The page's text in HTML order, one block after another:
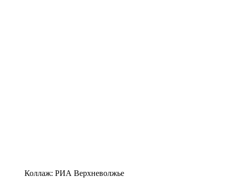
Коллаж: РИА Верхневолжье